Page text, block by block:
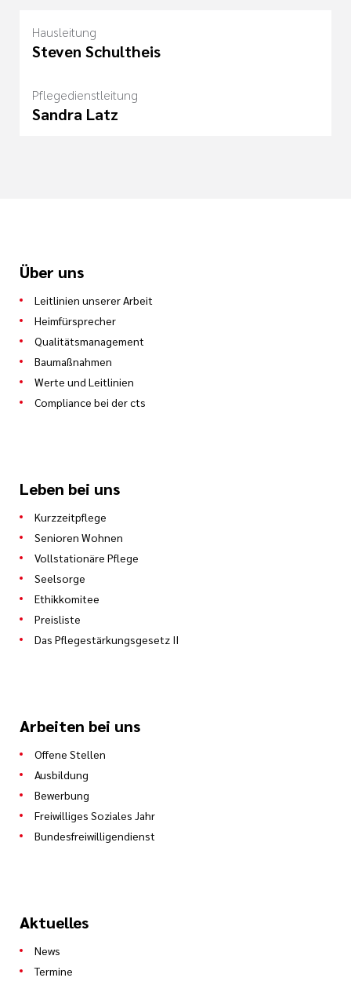
Hausleitung
Steven Schultheis
Pflegedienstleitung
Sandra Latz
Über uns
Leitlinien unserer Arbeit
Heimfürsprecher
Qualitätsmanagement
Baumaßnahmen
Werte und Leitlinien
Compliance bei der cts
Leben bei uns
Kurzzeitpflege
Senioren Wohnen
Vollstationäre Pflege
Seelsorge
Ethikkomitee
Preisliste
Das Pflegestärkungsgesetz II
Arbeiten bei uns
Offene Stellen
Ausbildung
Bewerbung
Freiwilliges Soziales Jahr
Bundesfreiwilligendienst
Aktuelles
News
Termine